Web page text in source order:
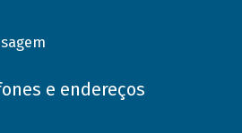
e endereços